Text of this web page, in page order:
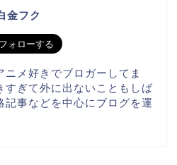
金フク
メ好きでブロガーしてま
すぎて外に出ないこともしば
事などを中心にブログを運